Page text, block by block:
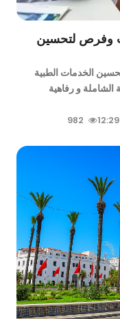
وفرص لتحسين
الخدمات الطبية
و رفاهية